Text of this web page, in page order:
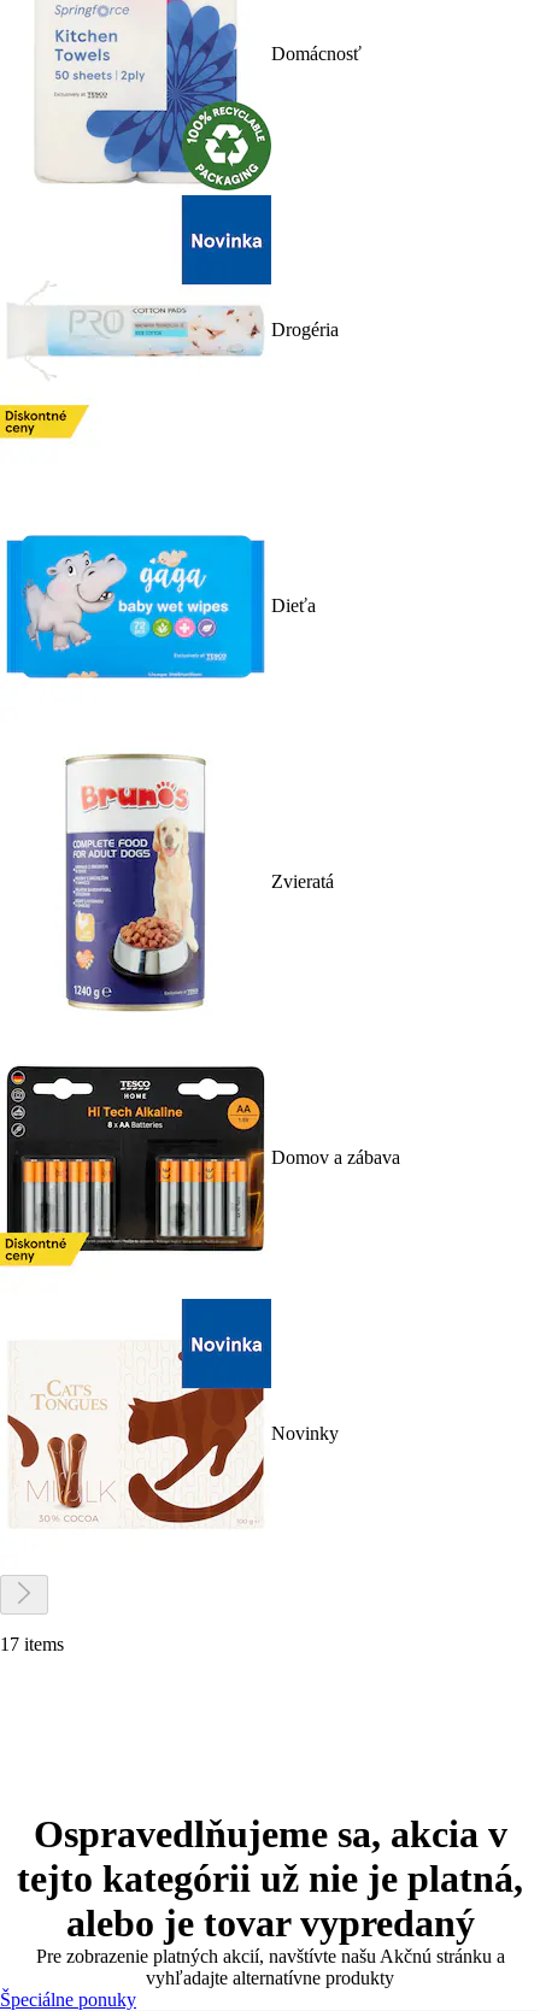
Domácnosť
Drogéria
Dieťa
Zvieratá
Domov a zábava
Novinky
17 items
Ospravedlňujeme sa, akcia v
tejto kategórii už nie je platná,
alebo je tovar vypredaný
Pre zobrazenie platných akcií, navštívte našu Akčnú stránku a
vyhľadajte alternatívne produkty
Špeciálne ponuky